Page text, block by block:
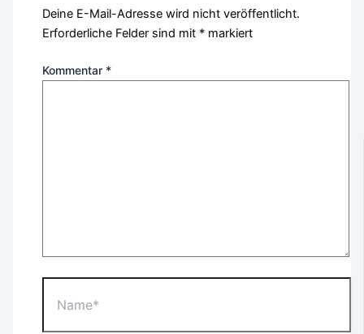
Deine E-Mail-Adresse wird nicht veröffentlicht.
Erforderliche Felder sind mit * markiert
Kommentar *